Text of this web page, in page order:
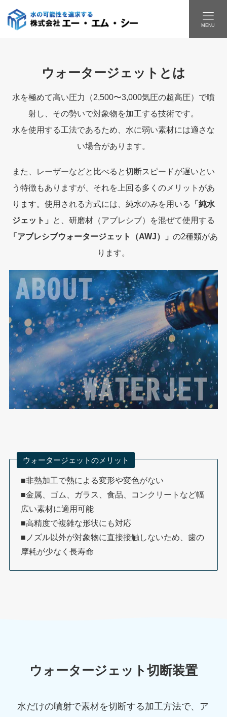
MENU
ウォータージェットとは
水を極めて高い圧力（2,500〜3,000気圧の超高圧）で噴
射し、その勢いで対象物を加工する技術です。
水を使用する工法であるため、水に弱い素材には適さな
い場合があります。
また、レーザーなどと比べると切断スピードが遅いとい
う特徴もありますが、それを上回る多くのメリットがあ
ります。使用される方式には、純水のみを用いる
「純水
ジェット」
と、研磨材（アブレシブ）を混ぜて使用する
「アブレシブウォータージェット（AWJ）」 の2種類があ
ります。
ウォータージェットのメリット
■非熱加工で熱による変形や変色がない
■金属、ゴム、ガラス、食品、コンクリートなど幅
広い素材に適用可能
■高精度で複雑な形状にも対応
■ノズル以外が対象物に直接接触しないため、歯の
摩耗が少なく長寿命
ウォータージェット切断装置
水だけの噴射で素材を切断する加工方法で、ア